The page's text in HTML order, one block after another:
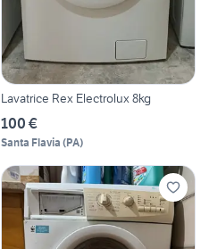
Lavatrice Rex Electrolux 8kg
100 €
Santa Flavia (PA)